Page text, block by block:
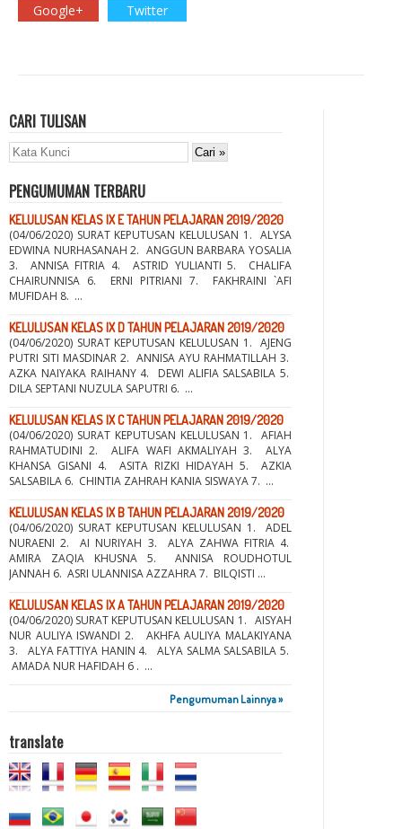
Google+
Twitter
CARI TULISAN
PENGUMUMAN TERBARU
KELULUSAN KELAS IX E TAHUN PELAJARAN 2019/2020
(04/06/2020) SURAT KEPUTUSAN KELULUSAN 1. ALYSA
EDWINA NURHASANAH 2. ANGGUN BARBARA YOSALIA
3. ANNISA FITRIA 4. ASTRID YULIANTI 5. CHALIFA
CHAIRUNNISA 6. ERNI PITRIANI 7. FAKHRAINI `AFI
MUFIDAH 8. ...
KELULUSAN KELAS IX D TAHUN PELAJARAN 2019/2020
(04/06/2020) SURAT KEPUTUSAN KELULUSAN 1. AJENG
PUTRI SITI MASDINAR 2. ANNISA AYU RAHMATILLAH 3.
AZKA NAIYAKA RAIHANY 4. DEWI ALIFIA SALSABILA 5.
DILA SEPTANI NUZULA SAPUTRI 6. ...
KELULUSAN KELAS IX C TAHUN PELAJARAN 2019/2020
(04/06/2020) SURAT KEPUTUSAN KELULUSAN 1. AFIAH
RAHMATUDINI 2. ALIFA WAFI AKMALIYAH 3. ALYA
KHANSA GISANI 4. ASITA RIZKI HIDAYAH 5. AZKIA
SALSABILA 6. CHINTIA ZAHRAH KANIA SISWAYA 7. ...
KELULUSAN KELAS IX B TAHUN PELAJARAN 2019/2020
(04/06/2020) SURAT KEPUTUSAN KELULUSAN 1. ADEL
NURAENI 2. AI NURIYAH 3. ALYA ZAHWA FITRIA 4.
AMIRA ZAQIA KHUSNA 5. ANNISA ROUDHOTUL
JANNAH 6. ASRI ULANNISA AZZAHRA 7. BILQISTI ...
KELULUSAN KELAS IX A TAHUN PELAJARAN 2019/2020
(04/06/2020) SURAT KEPUTUSAN KELULUSAN 1. AISYAH
NUR AULIYA ISWANDI 2. AKHFA AULIYA MALAKIYANA
3. ALYA FATTIYA HANIN 4. ALYA SALMA SALSABILA 5.
AMADA NUR HAFIDAH 6 . ...
Pengumuman Lainnya »
translate